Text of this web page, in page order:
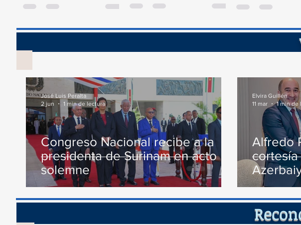
Congreso Nacional recibe a la
presidenta de Surinam en acto
solemne
José Luis Peralta
2 jun
1 min de lectura
Alfredo
cortesía del
interés
Elvira Guillén
11 mar
1 min de